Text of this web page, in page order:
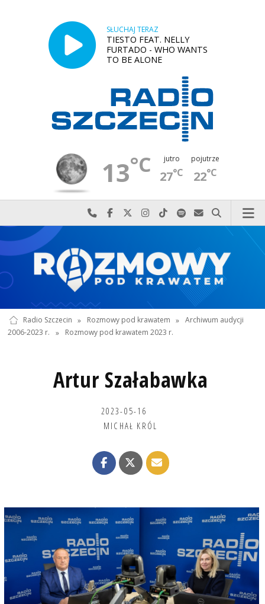
SŁUCHAJ TERAZ
TIESTO FEAT. NELLY
FURTADO - WHO WANTS
TO BE ALONE
13°C jutro
27°C
pojutrze
22°C
Najlepiej po prostu do nas zadzwoń
Odwiedź nas na Facebook-u
Odwiedź nas na X
Odwiedź nas na Instagram-ie
Odwiedź nas na TikTok-u
Szukaj nas na Spotify
Wyślij do nas
Szukaj
Radio Szczecin » Rozmowy pod krawatem » Archiwum audycji
2006-2023 r.
» Rozmowy pod krawatem 2023 r.
Artur Szałabawka
2023-05-16
MICHAŁ KRÓL